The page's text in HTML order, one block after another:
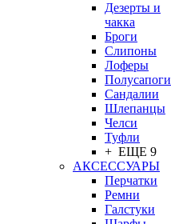
Дезерты и
чакка
Броги
Слипоны
Лоферы
Полусапоги
Сандалии
Шлепанцы
Челси
Туфли
+ ЕЩЕ 9
АКСЕССУАРЫ
Перчатки
Ремни
Галстуки